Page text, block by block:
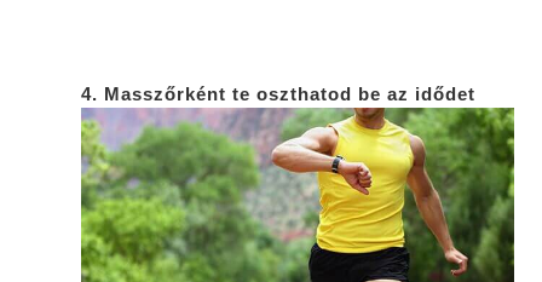
4. Masszőrként te oszthatod be az idődet